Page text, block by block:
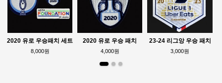
2020 유로 우승패치 세트
8,000원
2020 유로 우승 패치
4,000원
23-24 리그앙 우승 패치
3,000원